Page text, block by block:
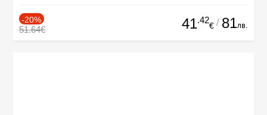
-20%
51.64€ 41.42
€ / 81лв.